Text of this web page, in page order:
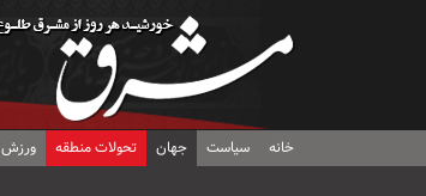
خانه سیاست جهان تحولات منطقه ورزش